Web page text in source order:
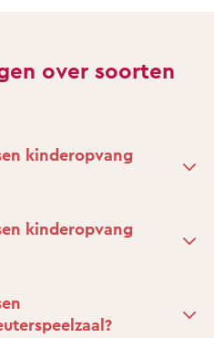
over soorten
kinderopvang
kinderopvang